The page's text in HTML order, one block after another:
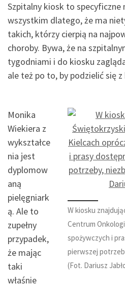
Szpitalny kiosk to specyficzne
wszystkim dlatego, że ma
takich, którzy cierpią na
choroby. Bywa, że na
tygodniami i do kiosku
ale też po to, by podzielić się
W kiosku
Centrum
spożywczych i
pierwszej
(Fot. Dariusz
Monika
Wiekiera z
wykształce
nia jest
dyplomow
aną
pielęgniark
ą. Ale to
zupełny
przypadek,
że mając
taki
właśnie